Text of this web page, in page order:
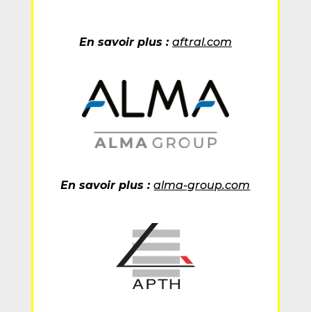
En savoir plus : aftral.com
En savoir plus :alma-group.com